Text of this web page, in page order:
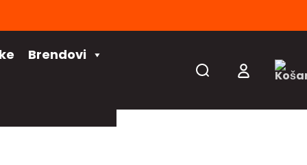
Brendovi